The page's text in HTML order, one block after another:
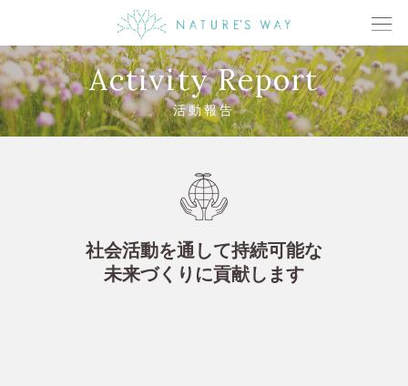
Activity Report
活動報告
社会活動を通して持続可能な
未来づくりに貢献します